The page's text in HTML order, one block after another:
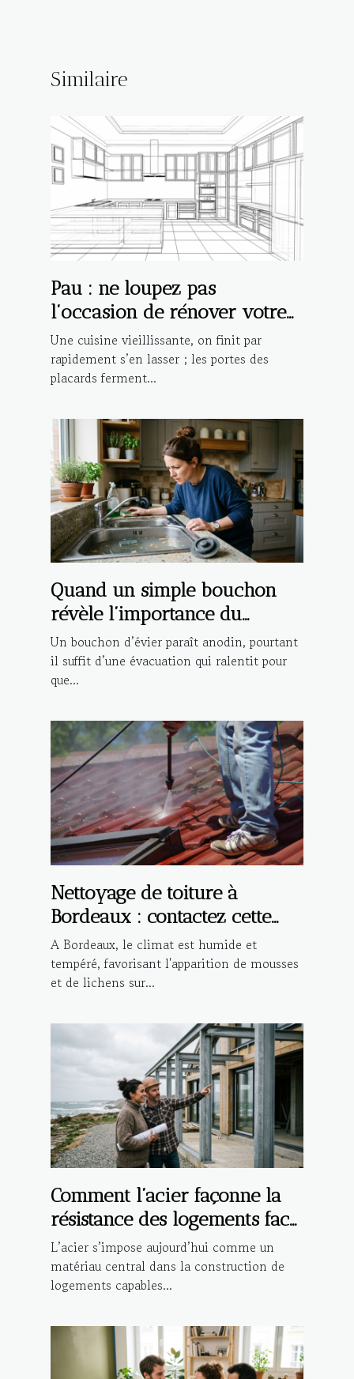
Similaire
Pau : ne loupez pas
l’occasion de rénover votre
cuisine avec Cucine Lube !
Une cuisine vieillissante, on finit par
rapidement s’en lasser ; les portes des
placards ferment...
Quand un simple bouchon
révèle l’importance du
dépannage rapide
Un bouchon d’évier paraît anodin, pourtant
il suffit d’une évacuation qui ralentit pour
que...
Nettoyage de toiture à
Bordeaux : contactez cette
entreprise spécialisée !
A Bordeaux, le climat est humide et
tempéré, favorisant l'apparition de mousses
et de lichens sur...
Comment l’acier façonne la
résistance des logements face
aux aléas climatiques
L’acier s’impose aujourd’hui comme un
matériau central dans la construction de
logements capables...